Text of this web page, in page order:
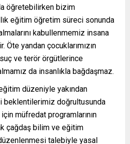
öğretebilirken bizim
eğitim öğretim süreci sonunda
kabullenmemiz insana
Öte yandan çocuklarımızın
ve terör örgütlerince
da insanlıkla bağdaşmaz.
düzeniyle yakından
beklentilerimiz doğrultusunda
müfredat programlarının
çağdaş bilim ve eğitim
talebiyle yasal